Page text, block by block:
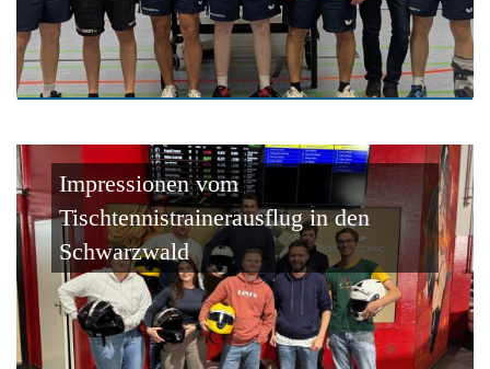
Impressionen vom
Tischtennistrainerausflug in den
Schwarzwald